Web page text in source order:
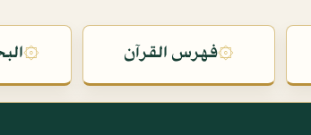
۞فهرس القرآن ۞